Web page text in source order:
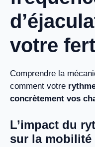
votre
Comprendre la
comment votre
concrètement vos
L’impact du
sur la mobilité